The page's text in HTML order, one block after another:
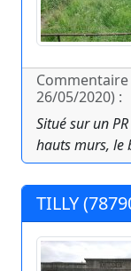
26/05/2020) :
Situé sur un
hauts murs, le
TILLY